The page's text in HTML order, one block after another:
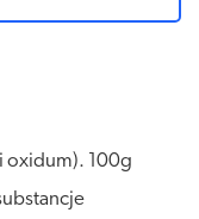
oxidum). 100g